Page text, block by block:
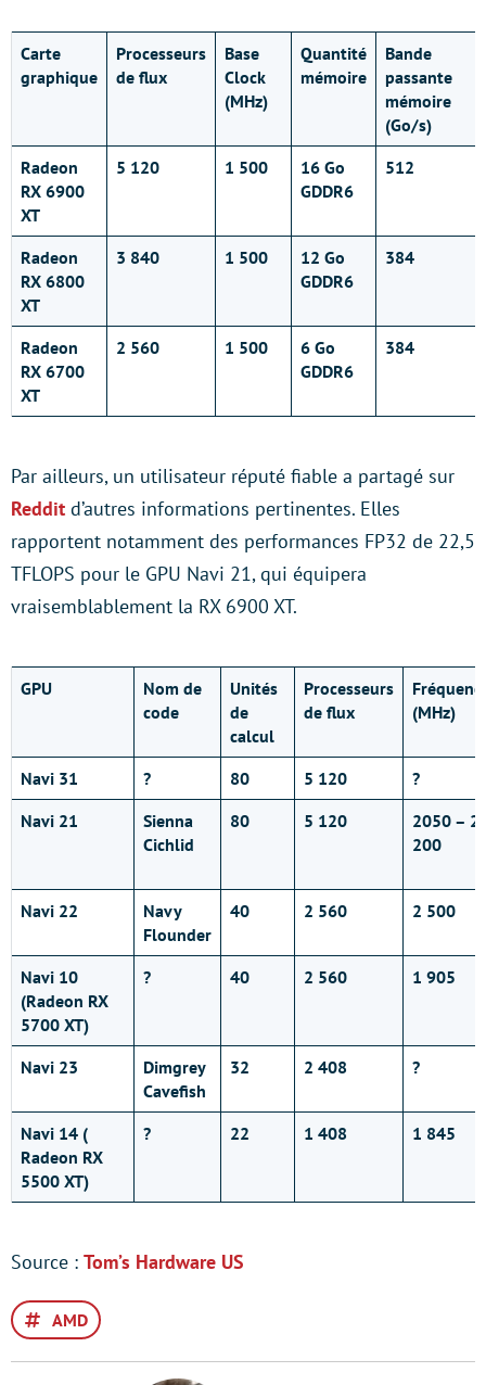
Carte
graphique
Processeurs
de flux
Base
Clock
(MHz)
Quantité
mémoire
Bande
passante
mémoire
(Go/s)
Radeon
RX 6900
XT
5 120 1 500
16 Go
GDDR6
512
Radeon
RX 6800
XT
3 840 1 500
12 Go
GDDR6
384
Radeon
RX 6700
XT
2 560 1 500
6 Go
GDDR6
384
Par ailleurs, un utilisateur réputé fiable a partagé sur
Reddit d’autres informations pertinentes. Elles
rapportent notamment des performances FP32 de 22,5
TFLOPS pour le GPU Navi 21, qui équipera
vraisemblablement la RX 6900 XT.
GPU
Nom de
code
Unités
de
calcul
Processeurs
de flux
Fréquene
(MHz)
Navi 31 ? 80 5 120
?
Navi 21
Sienna
Cichlid
80 5 120
2050 – 2
200
Navi 22
Navy
Flounder
40 2 560 2 500
Navi 10
(Radeon RX
5700 XT)
? 40 2 560 1 905
Navi 23
Dimgrey
Cavefish
32 2 408 ?
Navi 14 (
Radeon RX
5500 XT)
? 22 1 408 1 845
Source : Tom’s Hardware US
AMD